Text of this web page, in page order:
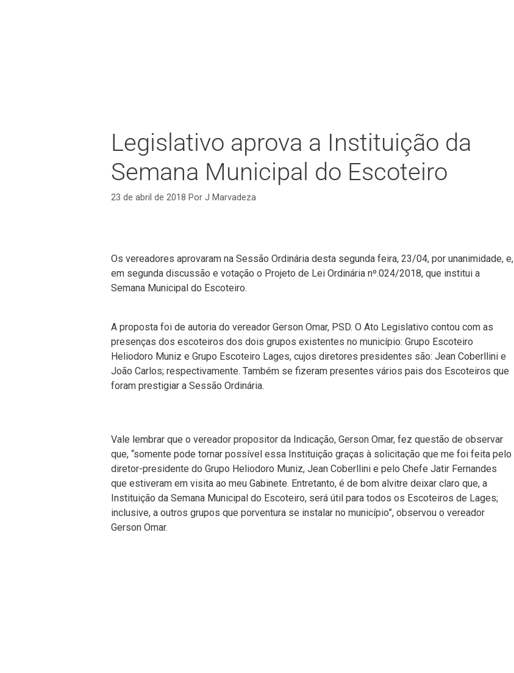
Legislativo aprova a Instituição da
Semana Municipal do Escoteiro
23 de abril de 2018 Por J Marvadeza
Os vereadores aprovaram na Sessão Ordinária desta segunda feira, 23/04, por unanimidade, e,
em segunda discussão e votação o Projeto de Lei Ordinária nº.024/2018, que institui a
Semana Municipal do Escoteiro.
A proposta foi de autoria do vereador Gerson Omar, PSD. O Ato Legislativo contou com as
presenças dos escoteiros dos dois grupos existentes no município: Grupo Escoteiro
Heliodoro Muniz e Grupo Escoteiro Lages, cujos diretores presidentes são: Jean Coberllini e
João Carlos; respectivamente. Também se fizeram presentes vários pais dos Escoteiros que
foram prestigiar a Sessão Ordinária.
Vale lembrar que o vereador propositor da Indicação, Gerson Omar, fez questão de observar
que, “somente pode tornar possível essa Instituição graças à solicitação que me foi feita pelo
diretor-presidente do Grupo Heliodoro Muniz, Jean Coberllini e pelo Chefe Jatir Fernandes
que estiveram em visita ao meu Gabinete. Entretanto, é de bom alvitre deixar claro que, a
Instituição da Semana Municipal do Escoteiro, será útil para todos os Escoteiros de Lages;
inclusive, a outros grupos que porventura se instalar no município”, observou o vereador
Gerson Omar.